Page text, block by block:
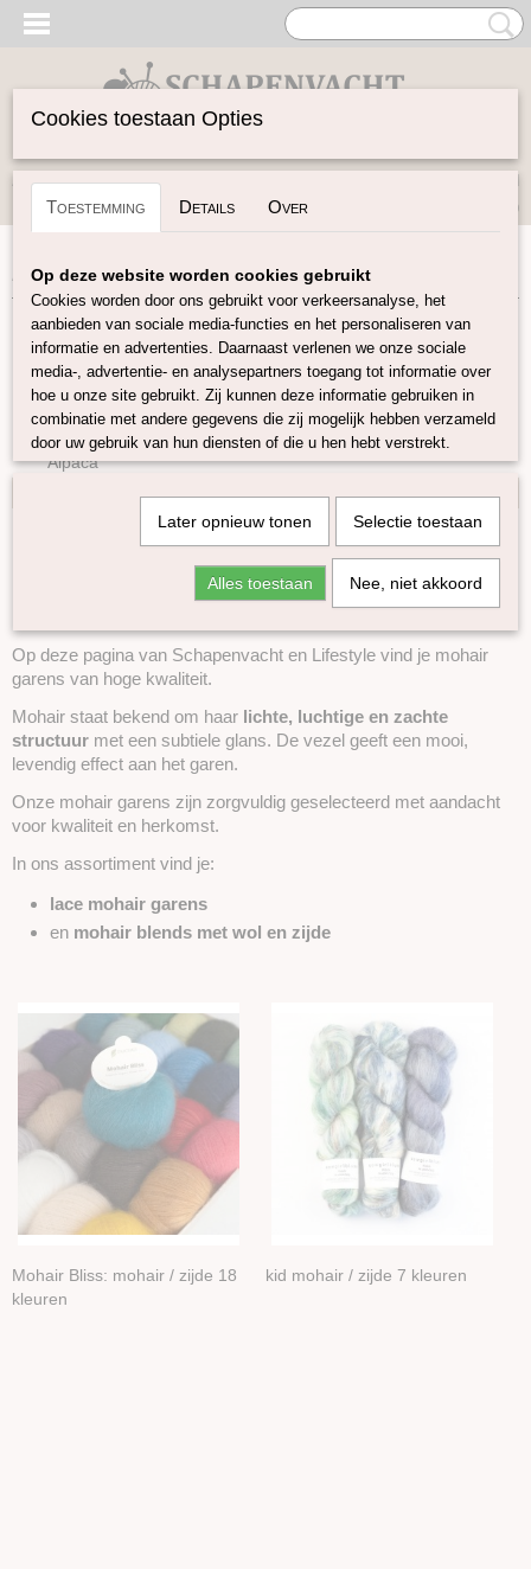
Inloggen Registreren
(0)
Home>Garen>Soort Garen>Mohair
Garen
Soort Garen
Alpaca
Kameel
Lama
Yak
Zijde
Linnen
Bamboe
Katoen
Seacell
Ramie
Naturel garen
Boeken en Patronen
Mohair – licht, zacht en van hoge
Op deze pagina van Schapenvacht en Lifestyle vind je mohair
garens van hoge kwaliteit.
Mohair staat bekend om haar lichte, luchtige en zachte
structuur met een subtiele glans. De vezel geeft een mooi,
levendig effect aan het garen.
Onze mohair garens zijn zorgvuldig geselecteerd met aandacht
voor kwaliteit en herkomst.
In ons assortiment vind je:
lace mohair garens
en mohair blends met wol en zijde
Mohair Bliss: mohair / zijde 18
kleuren
kid mohair / zijde 7 kleuren
Cookies toestaan Opties
Toestemming Details Over
Op deze website worden cookies gebruikt
Cookies worden door ons gebruikt voor verkeersanalyse, het
aanbieden van sociale media-functies en het personaliseren van
informatie en advertenties. Daarnaast verlenen we onze sociale
media-, advertentie- en analysepartners toegang tot informatie over
hoe u onze site gebruikt. Zij kunnen deze informatie gebruiken in
combinatie met andere gegevens die zij mogelijk hebben verzameld
door uw gebruik van hun diensten of die u hen hebt verstrekt.
Later opnieuw tonen Selectie toestaan
Alles toestaan Nee, niet akkoord